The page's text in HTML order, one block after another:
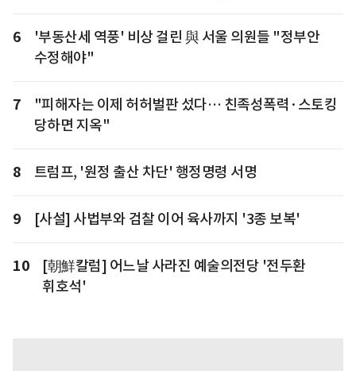
6
'부동산세 역풍' 비상 걸린 與 서울 의원들 "정부안
수정해야"
7
"피해자는 이제 허허벌판 섰다… 친족성폭력·스토킹
당하면 지옥"
8 트럼프, '원정 출산 차단' 행정명령 서명
9 [사설] 사법부와 검찰 이어 육사까지 '3종 보복'
10
[朝鮮칼럼] 어느날 사라진 예술의전당 '전두환
휘호석'